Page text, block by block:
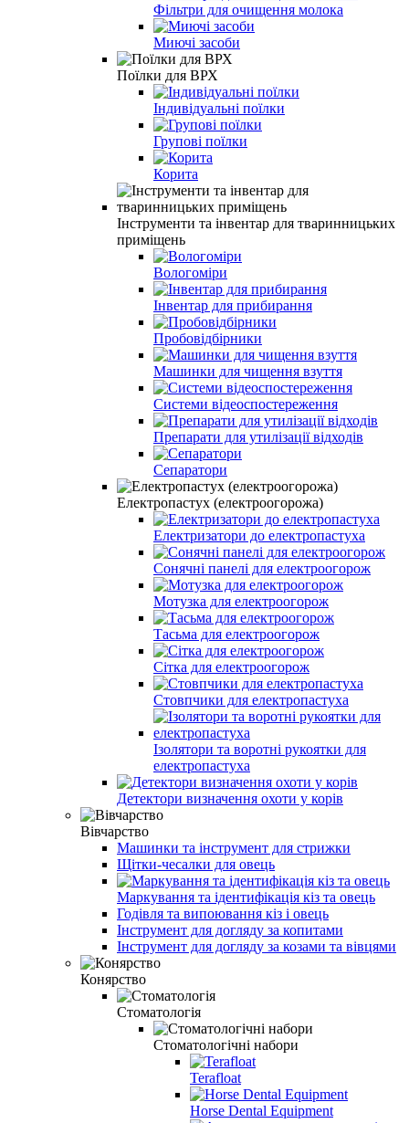
Фільтри для очищення молока
Миючі засоби
Поїлки для ВРХ
Індивідуальні поїлки
Групові поїлки
Корита
Інструменти та інвентар для тваринницьких
приміщень
Вологоміри
Інвентар для прибирання
Пробовідбірники
Машинки для чищення взуття
Системи відеоспостереження
Препарати для утилізації відходів
Сепаратори
Електропастух (електроогорожа)
Електризатори до електропастуха
Сонячні панелі для електроогорож
Мотузка для електроогорож
Тасьма для електроогорож
Сітка для електроогорож
Стовпчики для електропастуха
Ізолятори та воротні рукоятки для
електропастуха
Детектори визначення охоти у корів
Вівчарство
Машинки та інструмент для стрижки
Щітки-чесалки для овець
Маркування та ідентифікація кіз та овець
Годівля та випоювання кіз і овець
Інструмент для догляду за копитами
Інструмент для догляду за козами та вівцями
Конярство
Стоматологія
Стоматологічні набори
Terafloat
Horse Dental Equipment